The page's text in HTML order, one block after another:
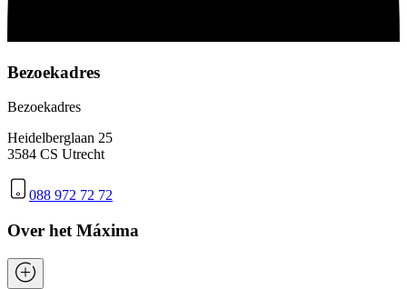
Bezoekadres
Bezoekadres
Heidelberglaan 25
3584 CS Utrecht
088 972 72 72
Over het Máxima